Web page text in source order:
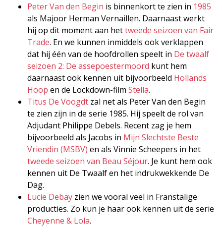
Peter Van den Begin is binnenkort te zien in 1985
als Majoor Herman Vernaillen. Daarnaast werkt
hij op dit moment aan hettweede seizoen van Fair
Trade. En we kunnen inmiddels ook verklappen
dat hij één van de hoofdrollen speelt in De twaalf
seizoen 2: De assepoestermoord kunt hem
daarnaast ook kennen uit bijvoorbeeld Hollands
Hoop en de Lockdown-film Stella.
Titus De Voogdt zal net als Peter Van den Begin
te zien zijn in de serie 1985. Hij speelt de rol van
Adjudant Philippe Debels. Recent zag je hem
bijvoorbeeld als Jacobs in Mijn Slechtste Beste
Vriendin (MSBV) en als Vinnie Scheepers in het
tweede seizoen van Beau Séjour. Je kunt hem ook
kennen uit De Twaalf en het indrukwekkende De
Dag.
Lucie Debay zien we vooral veel in Franstalige
producties. Zo kun je haar ook kennen uit de serie
Cheyenne & Lola.